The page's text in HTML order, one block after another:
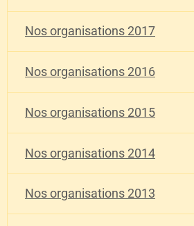
Nos organisations 2017
Nos organisations 2016
Nos organisations 2015
Nos organisations 2014
Nos organisations 2013